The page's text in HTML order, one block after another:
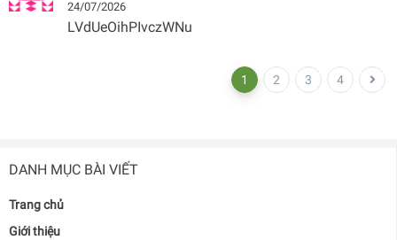
DANH MỤC BÀI VIẾT
Trang chủ
Giới thiệu
24/07/2026
LVdUeOihPIvczWNu
1 2 3 4